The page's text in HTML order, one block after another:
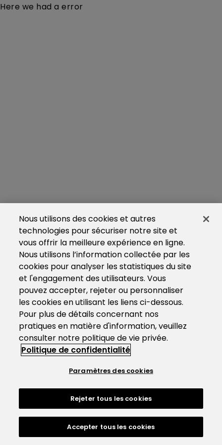
Here we had a error
Nous utilisons des cookies et autres
technologies pour sécuriser notre site et
vous offrir la meilleure expérience en ligne.
Nous utilisons l’information collectée par les
cookies pour analyser les statistiques du site
et l'engagement des utilisateurs. Vous
pouvez accepter, rejeter ou personnaliser
les cookies en utilisant les liens ci-dessous.
Pour plus de détails concernant nos
pratiques en matière d'information, veuillez
consulter notre politique de vie privée.
Politique de confidentialité
Paramètres des cookies
Rejeter tous les cookies
Accepter tous les cookies